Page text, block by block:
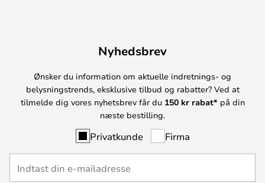
Nyhedsbrev
Ønsker du information om aktuelle indretnings- og
belysningstrends, eksklusive tilbud og rabatter? Ved at
tilmelde dig vores nyhetsbrev får du 150 kr rabat* på din
næste bestilling.
Privatkunde Firma